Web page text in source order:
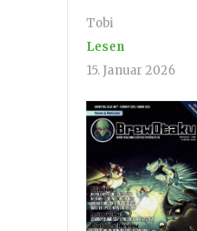
Tobi
Lesen
15. Januar 2026